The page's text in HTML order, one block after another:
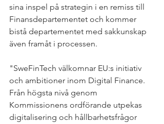
sina inspel på strategin i en remiss till
Finansdepartementet och kommer
bistå departementet med sakkunskap
även framåt i processen.
"SweFinTech välkomnar EU:s initiativ
och ambitioner inom Digital Finance.
Från högsta nivå genom
Kommissionens ordförande utpekas
digitalisering och hållbarhetsfrågor